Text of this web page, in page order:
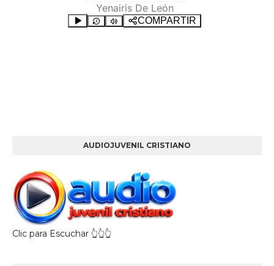
AUDIOJUVENIL CRISTIANO
Clic para Escuchar 👆👆👆